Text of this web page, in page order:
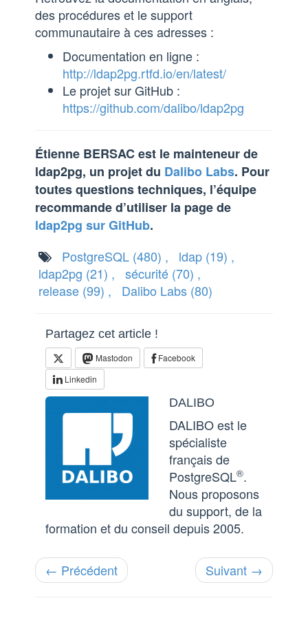
des procédures et le support
communautaire à ces adresses :
Documentation en ligne :
http://ldap2pg.rtfd.io/en/latest/
Le projet sur GitHub :
https://github.com/dalibo/ldap2pg
Étienne BERSAC est le mainteneur de
ldap2pg, un projet du Dalibo Labs. Pour
toutes questions techniques, l’équipe
recommande d’utiliser la page de
ldap2pg sur GitHub.
PostgreSQL (480) , ldap (19) ,
ldap2pg (21) , sécurité (70) ,
release (99) , Dalibo Labs (80)
Partagez cet article !
Mastodon
Facebook
Linkedin
DALIBO
DALIBO est le
spécialiste
français de
PostgreSQL®.
Nous proposons
du support, de la
formation et du conseil depuis 2005.
← Précédent Suivant →